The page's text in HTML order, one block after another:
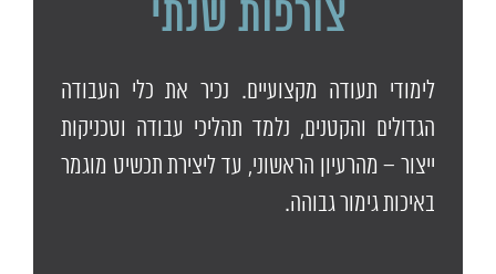
צורפות שנתי
לימודי תעודה מקצועיים. נכיר את כלי העבודה
הגדולים והקטנים, נלמד תהליכי עבודה וטכניקות
ייצור – מהרעיון הראשוני, עד ליצירת תכשיט מוגמר
באיכות גימור גבוהה.